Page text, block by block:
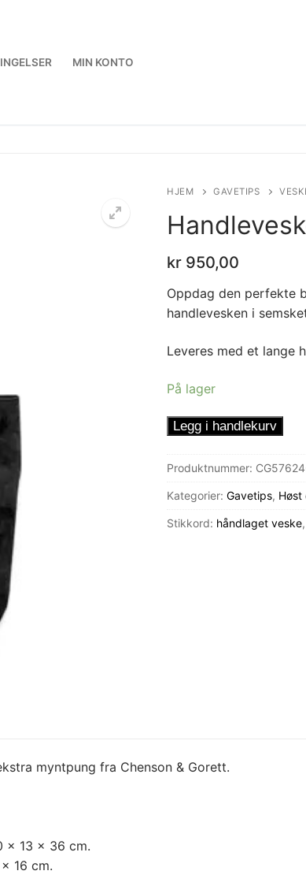
MIN KONTO
HJEM GAVETIPS
kr 950,00
Oppdag den perfekte
handlevesken i
Leveres med et lange
På lager
Handleveske
semsket
Legg i handlekurv
Produktnummer:
Kategorier: Gavetips, Høst
Stikkord: håndlaget veske,
myntpung fra Chenson & Gorett.
x 13 x 36 cm.
16 cm.